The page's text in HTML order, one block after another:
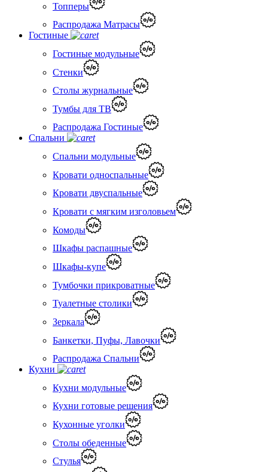
Топперы
Распродажа Матрасы
Гостиные
Гостиные модульные
Стенки
Столы журнальные
Тумбы для ТВ
Распродажа Гостиные
Спальни
Спальни модульные
Кровати односпальные
Кровати двуспальные
Кровати с мягким изголовьем
Комоды
Шкафы распашные
Шкафы-купе
Тумбочки прикроватные
Туалетные столики
Зеркала
Банкетки, Пуфы, Лавочки
Распродажа Спальни
Кухни
Кухни модульные
Кухни готовые решения
Кухонные уголки
Столы обеденные
Стулья